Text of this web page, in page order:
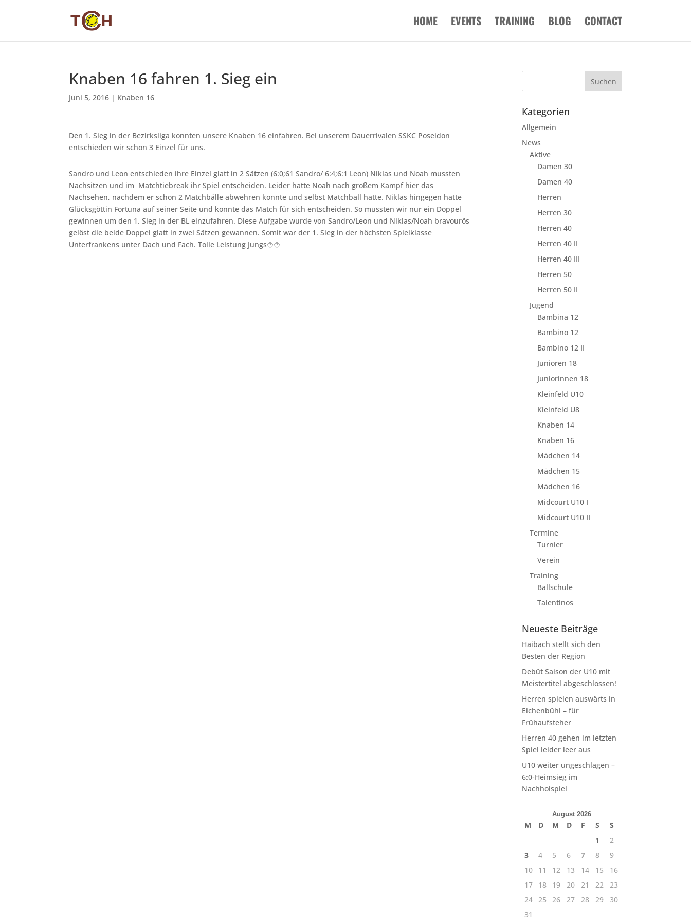
HOME EVENTS TRAINING BLOG CONTACT
Knaben 16 fahren 1. Sieg ein
Juni 5, 2016 | Knaben 16
Den 1. Sieg in der Bezirksliga konnten unsere Knaben 16 einfahren. Bei unserem Dauerrivalen SSKC Poseidon
entschieden wir schon 3 Einzel für uns.
Sandro und Leon entschieden ihre Einzel glatt in 2 Sätzen (6:0;61 Sandro/ 6:4;6:1 Leon) Niklas und Noah mussten
Nachsitzen und im Matchtiebreak ihr Spiel entscheiden. Leider hatte Noah nach großem Kampf hier das
Nachsehen, nachdem er schon 2 Matchbälle abwehren konnte und selbst Matchball hatte. Niklas hingegen hatte
Glücksgöttin Fortuna auf seiner Seite und konnte das Match für sich entscheiden. So mussten wir nur ein Doppel
gewinnen um den 1. Sieg in der BL einzufahren. Diese Aufgabe wurde von Sandro/Leon und Niklas/Noah bravourös
gelöst die beide Doppel glatt in zwei Sätzen gewannen. Somit war der 1. Sieg in der höchsten Spielklasse
Unterfrankens unter Dach und Fach. Tolle Leistung Jungs⯑⯑
Kategorien
Allgemein
News
Aktive
Damen 30
Damen 40
Herren
Herren 30
Herren 40
Herren 40 II
Herren 40 III
Herren 50
Herren 50 II
Jugend
Bambina 12
Bambino 12
Bambino 12 II
Junioren 18
Juniorinnen 18
Kleinfeld U10
Kleinfeld U8
Knaben 14
Knaben 16
Mädchen 14
Mädchen 15
Mädchen 16
Midcourt U10 I
Midcourt U10 II
Termine
Turnier
Verein
Training
Ballschule
Talentinos
Neueste Beiträge
Haibach stellt sich den
Besten der Region
Debüt Saison der U10 mit
Meistertitel abgeschlossen!
Herren spielen auswärts in
Eichenbühl – für
Frühaufsteher
Herren 40 gehen im letzten
Spiel leider leer aus
U10 weiter ungeschlagen –
6:0-Heimsieg im
Nachholspiel
August 2026
M D M D F S
S
1
2
3
4 5 6 7 8
9
10
11 12 13 14 15
16
17
18 19 20 21 22
23
24 25 26 27 28 29
30
31